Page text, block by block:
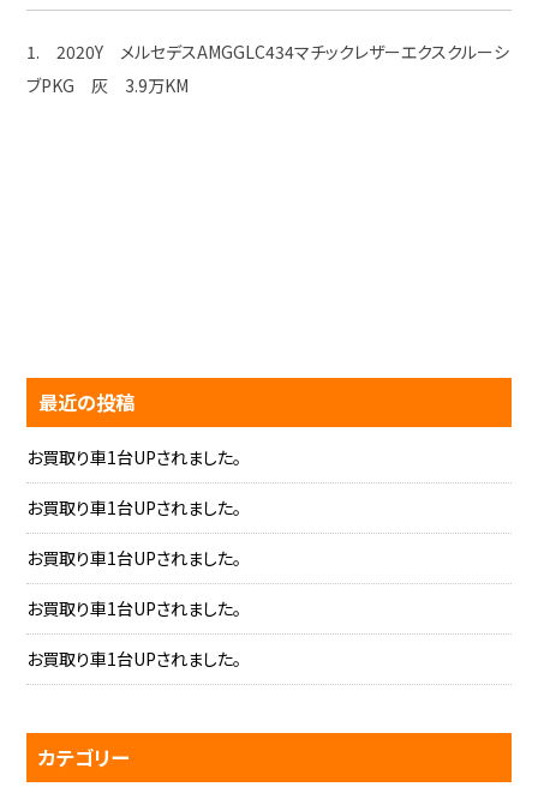
1. 2020Y メルセデスAMGGLC434マチックレザーエクスクルーシ
ブPKG 灰 3.9万KM
最近の投稿
お買取り車1台UPされました。
お買取り車1台UPされました。
お買取り車1台UPされました。
お買取り車1台UPされました。
お買取り車1台UPされました。
カテゴリー